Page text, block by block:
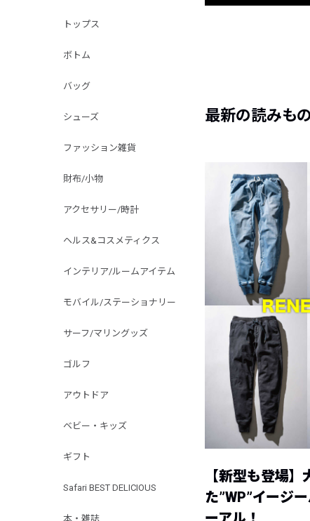
トップス
ボトム
バッグ
シューズ
ファッション雑貨
財布/小物
アクセサリー/時計
ヘルス&コスメティクス
インテリア/ルームアイテム
モバイル/ステーショナリー
サーフ/マリングッズ
ゴルフ
アウトドア
ベビー・キッズ
ギフト
Safari BEST DELICIOUS
本・雑誌
最新の読みもの
【新型も登場】
た”WP”イージ